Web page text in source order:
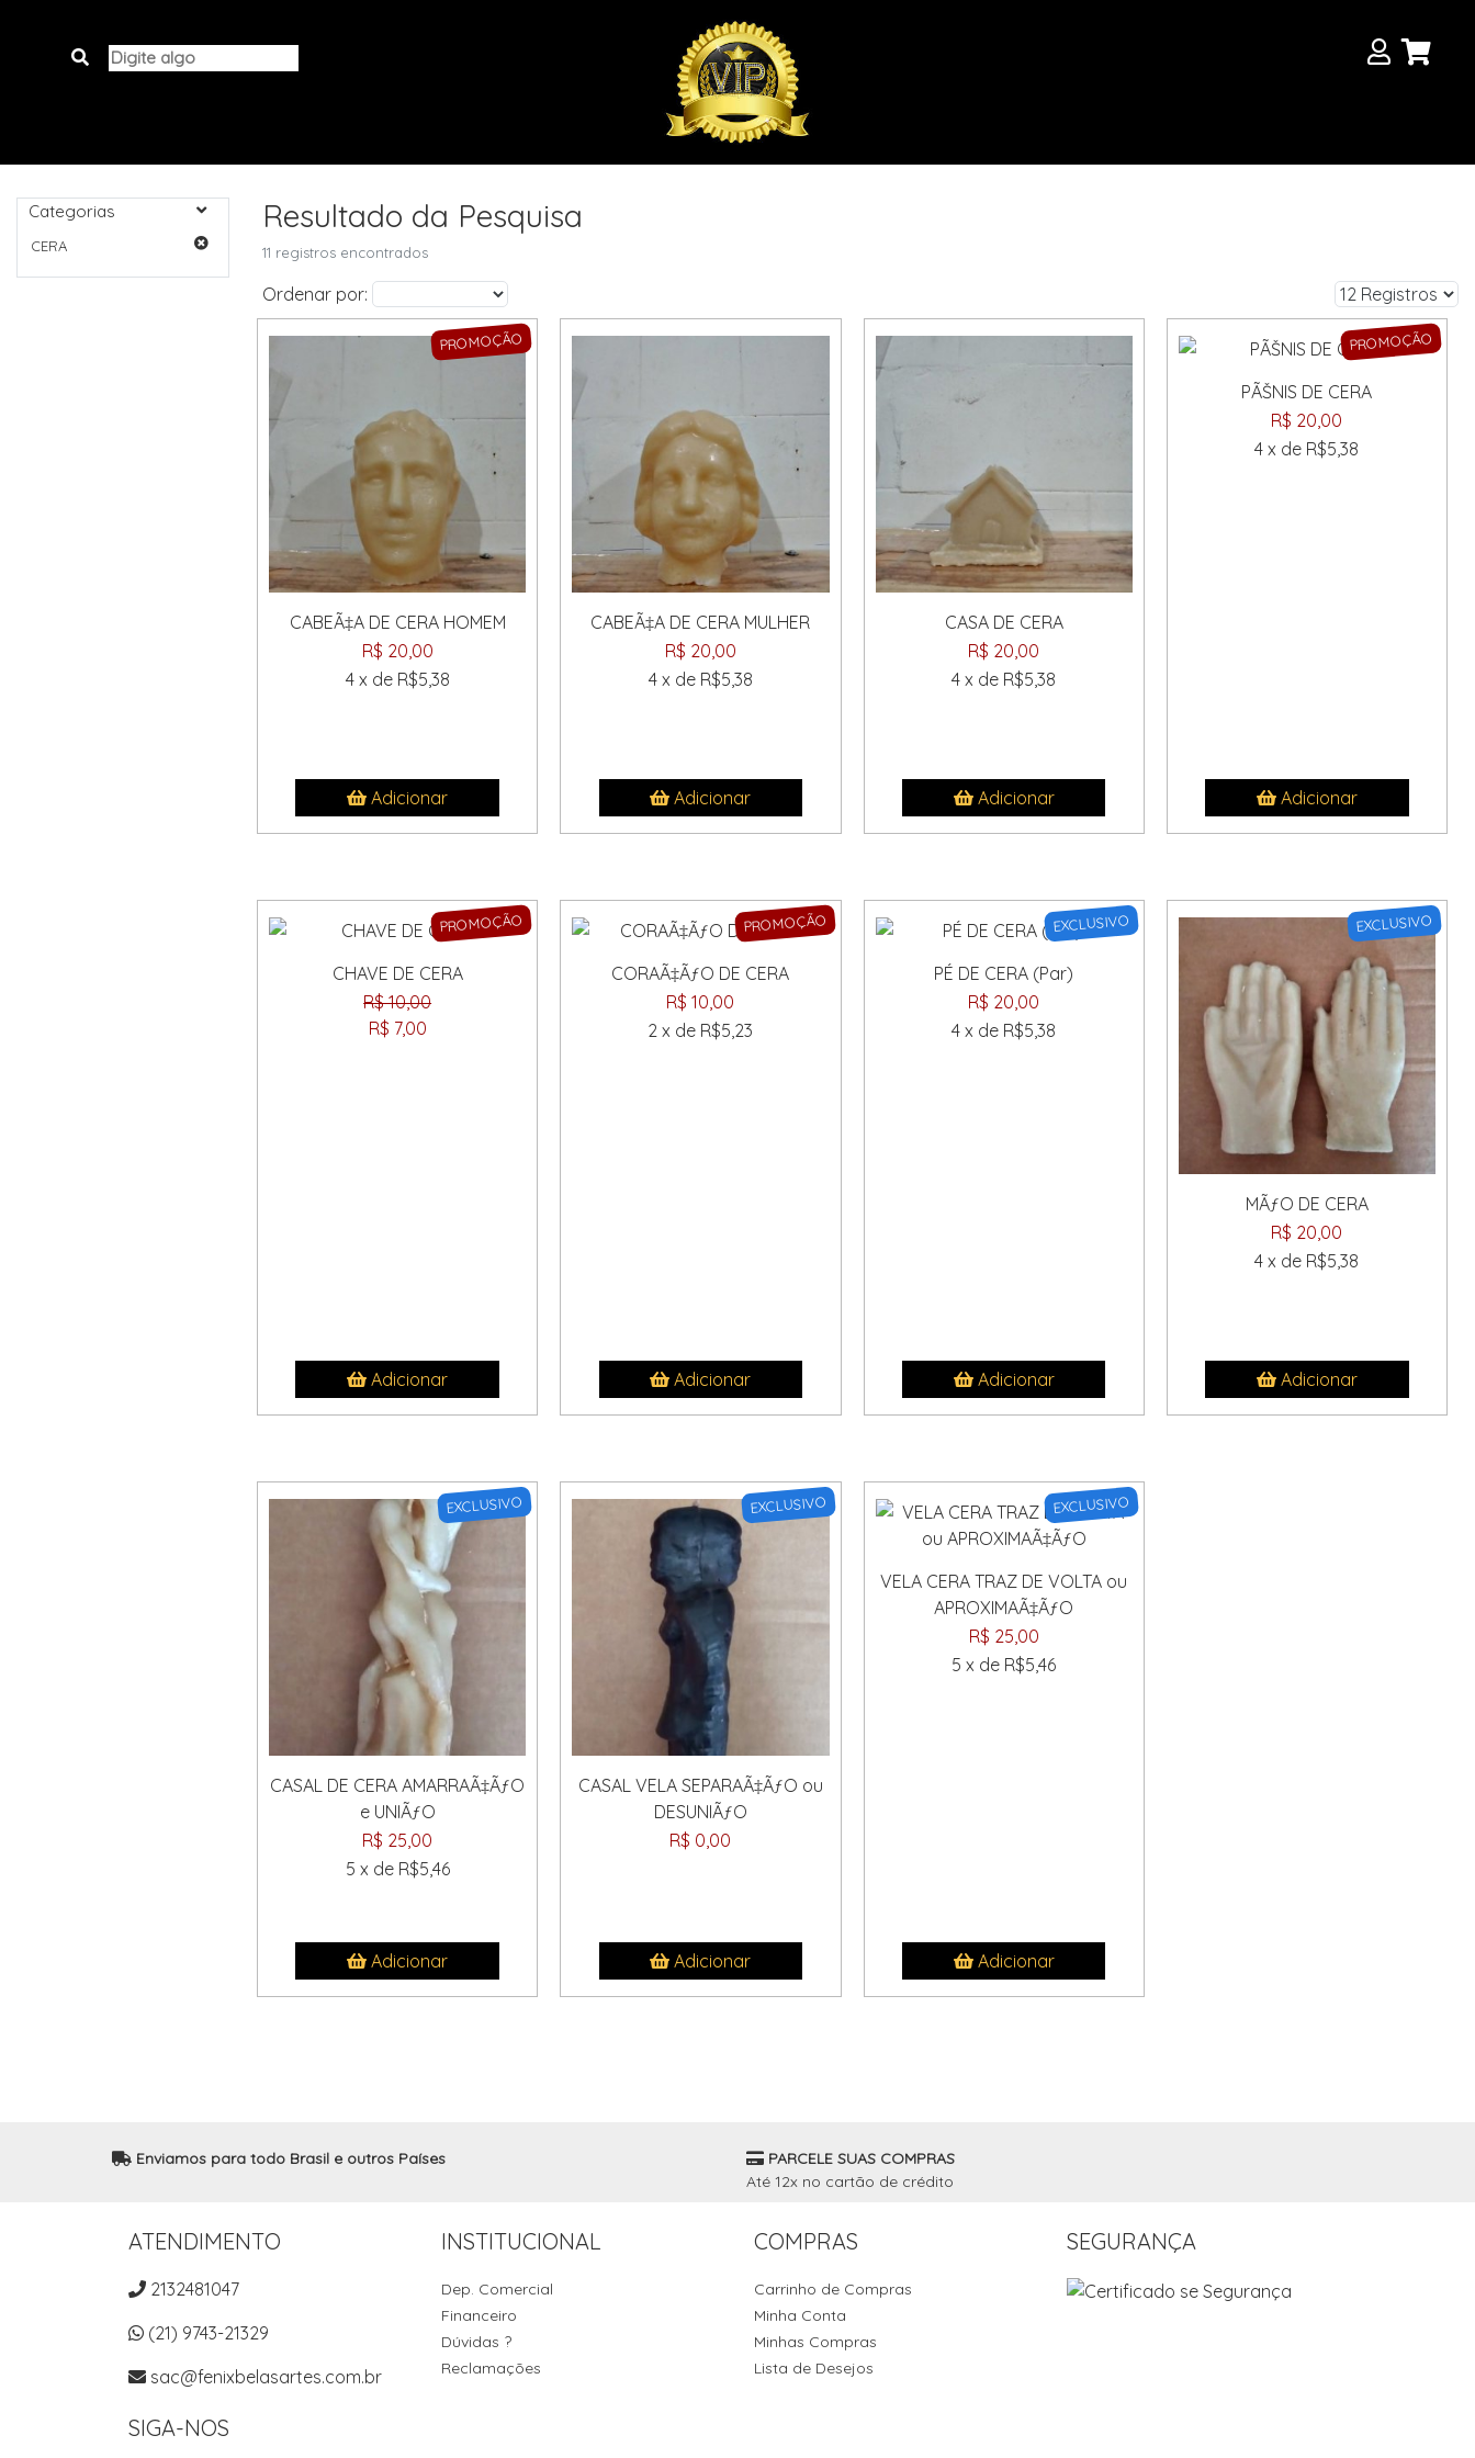
Categorias
CERA
Resultado da Pesquisa
11 registros encontrados
Ordenar por:
PROMOÇÃO
CABEÃ‡A DE CERA HOMEM
R$ 20,00
4 x de R$5,38
Adicionar
CABEÃ‡A DE CERA MULHER
R$ 20,00
4 x de R$5,38
Adicionar
CASA DE CERA
R$ 20,00
4 x de R$5,38
Adicionar
PROMOÇÃO
PÃŠNIS DE CERA
R$ 20,00
4 x de R$5,38
Adicionar
PROMOÇÃO
CHAVE DE CERA
R$ 10,00
R$ 7,00
Adicionar
PROMOÇÃO
CORAÃ‡ÃƒO DE CERA
R$ 10,00
2 x de R$5,23
Adicionar
EXCLUSIVO
PÉ DE CERA (Par)
R$ 20,00
4 x de R$5,38
Adicionar
EXCLUSIVO
MÃƒO DE CERA
R$ 20,00
4 x de R$5,38
Adicionar
EXCLUSIVO
CASAL DE CERA AMARRAÃ‡ÃƒO
e UNIÃƒO
R$ 25,00
5 x de R$5,46
Adicionar
EXCLUSIVO
CASAL VELA SEPARAÃ‡ÃƒO ou
DESUNIÃƒO
R$ 0,00
Adicionar
EXCLUSIVO
VELA CERA TRAZ DE VOLTA ou
APROXIMAÃ‡ÃƒO
R$ 25,00
5 x de R$5,46
Adicionar
Enviamos para todo Brasil e outros Países
PARCELE SUAS COMPRAS
Até 12x no cartão de crédito
ATENDIMENTO
2132481047
(21) 9743-21329
sac@fenixbelasartes.com.br
SIGA-NOS
INSTITUCIONAL
Dep. Comercial
Financeiro
Dúvidas ?
Reclamações
COMPRAS
Carrinho de Compras
Minha Conta
Minhas Compras
Lista de Desejos
SEGURANÇA